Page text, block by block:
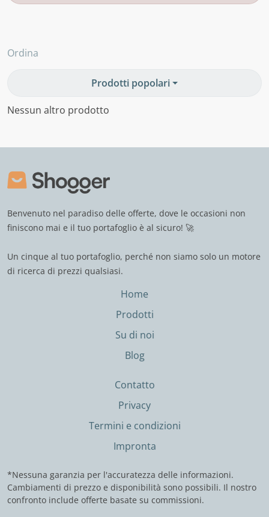
Ordina
Prodotti popolari
Nessun altro prodotto
Benvenuto nel paradiso delle offerte, dove le occasioni non
finiscono mai e il tuo portafoglio è al sicuro! 🚀
Un cinque al tuo portafoglio, perché non siamo solo un motore
di ricerca di prezzi qualsiasi.
Home
Prodotti
Su di noi
Blog
Contatto
Privacy
Termini e condizioni
Impronta
*Nessuna garanzia per l'accuratezza delle informazioni.
Cambiamenti di prezzo e disponibilità sono possibili. Il nostro
confronto include offerte basate su commissioni.